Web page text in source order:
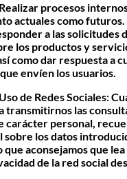
procesos
actuales como futuros.
a las solicitudes
los productos y
como dar respuesta a
envíen los usuarios.
de Redes Sociales:
transmitirnos las
carácter personal,
los datos
que aconsejamos que
de la red social